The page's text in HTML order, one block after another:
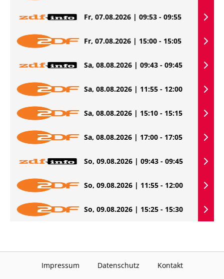
Fr, 07.08.2026 | 09:53 - 09:55
Fr, 07.08.2026 | 15:00 - 15:05
Sa, 08.08.2026 | 09:43 - 09:45
Sa, 08.08.2026 | 11:55 - 12:00
Sa, 08.08.2026 | 15:10 - 15:15
Sa, 08.08.2026 | 17:00 - 17:05
So, 09.08.2026 | 09:43 - 09:45
So, 09.08.2026 | 11:55 - 12:00
So, 09.08.2026 | 15:25 - 15:30
Impressum Datenschutz Kontakt